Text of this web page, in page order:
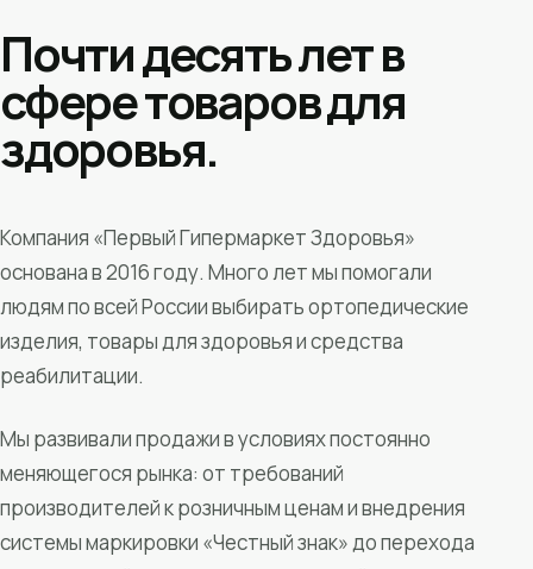
Почти десять лет в
сфере товаров для
здоровья.
Компания «Первый Гипермаркет Здоровья»
основана в 2016 году. Много лет мы помогали
людям по всей России выбирать ортопедические
изделия, товары для здоровья и средства
реабилитации.
Мы развивали продажи в условиях постоянно
меняющегося рынка: от требований
производителей к розничным ценам и внедрения
системы маркировки «Честный знак» до перехода